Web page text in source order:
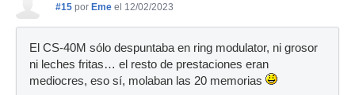
#15 por Eme el 12/02/2023
El CS-40M sólo despuntaba en ring modulator, ni grosor
ni leches fritas… el resto de prestaciones eran
mediocres, eso sí, molaban las 20 memorias